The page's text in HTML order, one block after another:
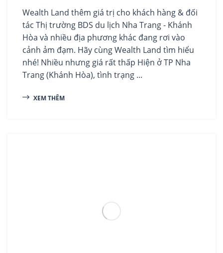
Wealth Land thêm giá trị cho khách hàng & đối
tác Thị trường BDS du lịch Nha Trang - Khánh
Hòa và nhiều địa phương khác đang rơi vào
cảnh ảm đạm. Hãy cùng Wealth Land tìm hiểu
nhé! Nhiều nhưng giá rất thấp Hiện ở TP Nha
Trang (Khánh Hòa), tình trạng ...
XEM THÊM